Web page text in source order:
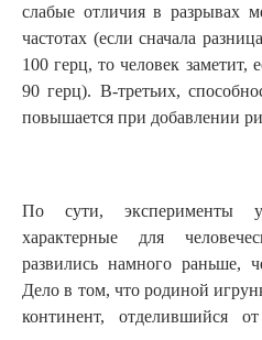
слабые отличия в разрывах
частотах (если сначала
100 герц, то человек заметит,
90 герц). В-третьих,
повышается при добавлении
По сути, эксперименты
характерные для
развились намного раньше,
Дело в том, что родиной
континент, отделившийся